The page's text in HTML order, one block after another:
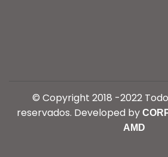
© Copyright 2018 -2022
reservados. Developed by
AMD